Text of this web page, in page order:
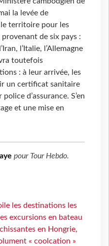
la levée de
le territoire pour les
de six pays :
l’Italie, l’Allemagne
toutefois
: à leur arrivée, les
un certificat sanitaire
d’assurance. S’en
et une mise en
pour Tour Hebdo.
les destinations les
excursions en bateau
en Hongrie,
« coolcation »